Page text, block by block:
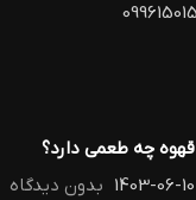
قهوه چه طعمی دارد؟
1403-06-10 بدون دیدگاه